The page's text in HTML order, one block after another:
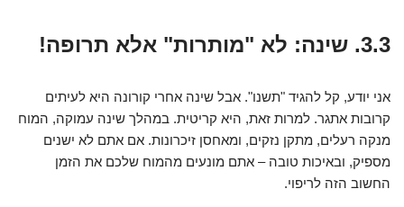
3.3. שינה: לא "מותרות" אלא תרופה!
אני יודע, קל להגיד "תשנו". אבל שינה אחרי קורונה היא לעיתים
קרובות אתגר. למרות זאת, היא קריטית. במהלך שינה עמוקה, המוח
מנקה רעלים, מתקן נזקים, ומאחסן זיכרונות. אם אתם לא ישנים
מספיק, ובאיכות טובה – אתם מונעים מהמוח שלכם את הזמן
החשוב הזה לריפוי.